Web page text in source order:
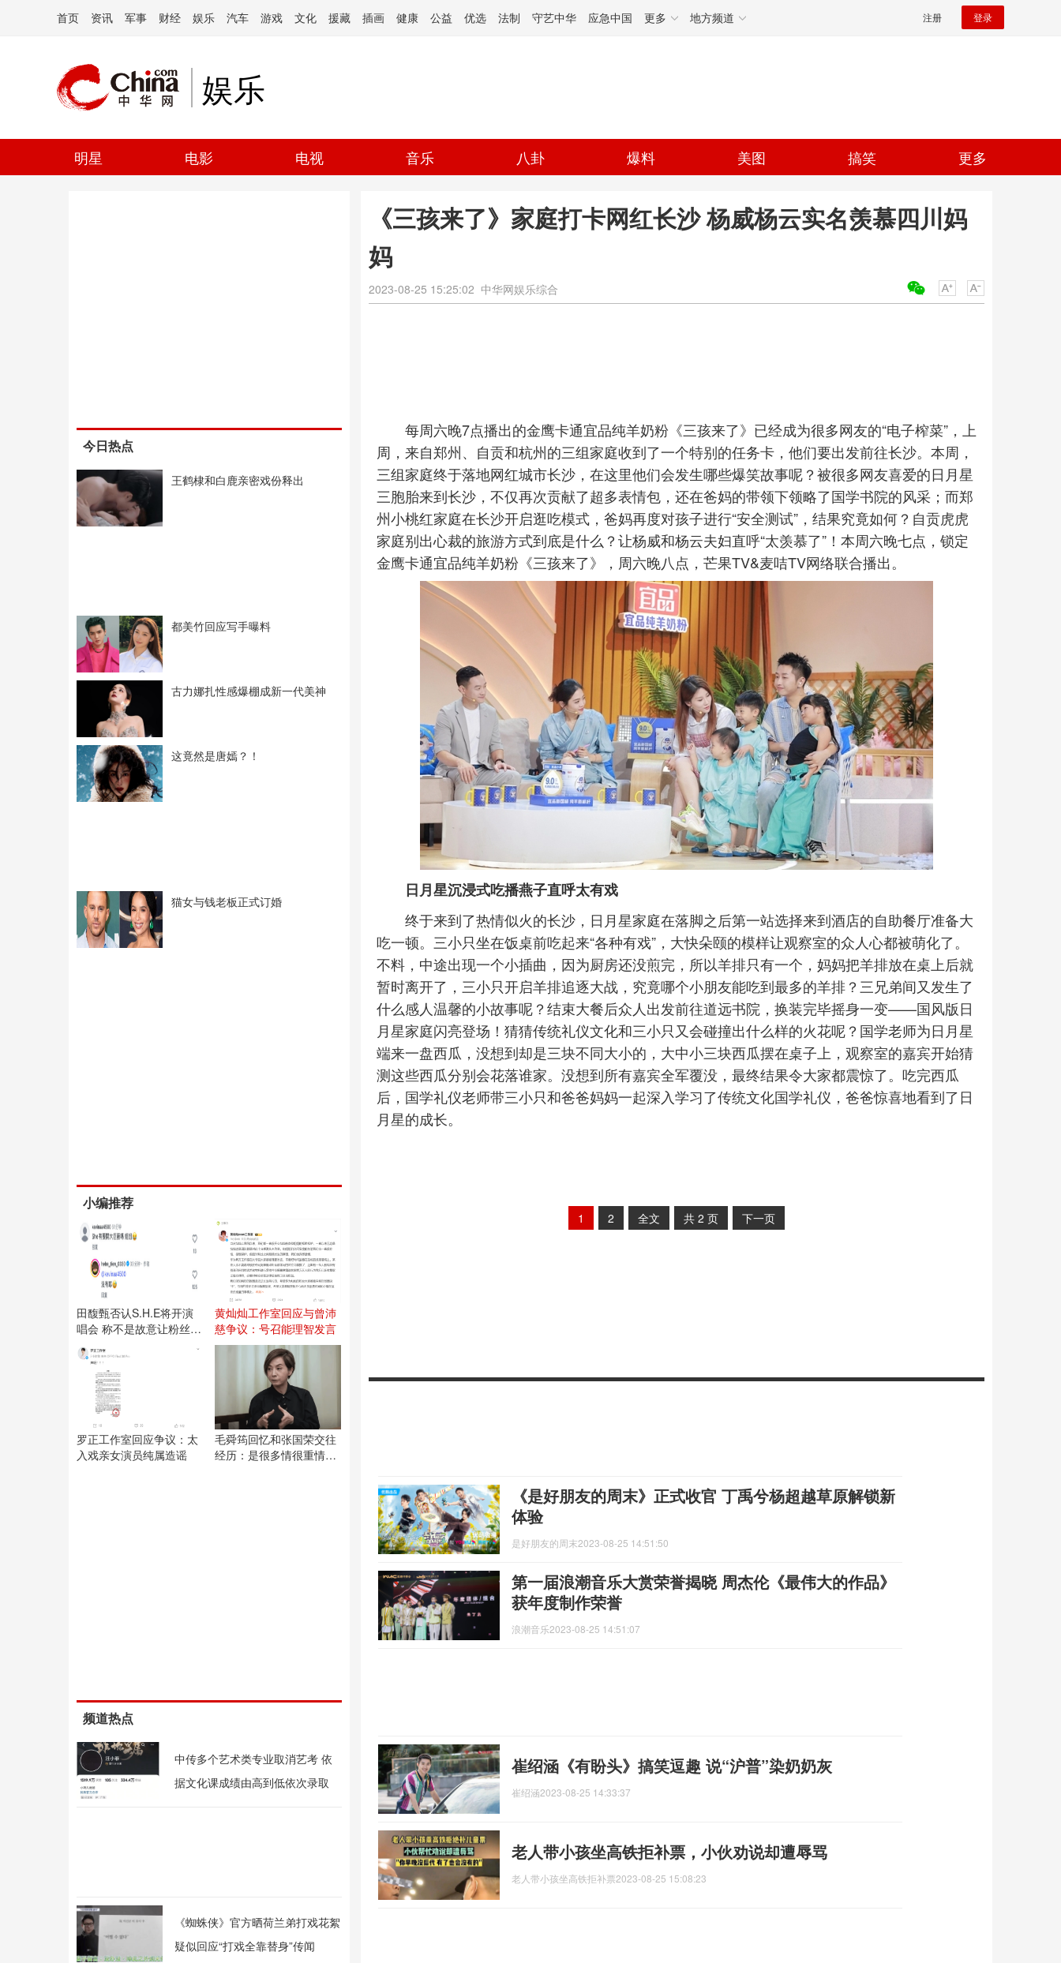
首页 资讯 军事 财经 娱乐 汽车 游戏 文化 援藏 插画 健康 公益 优选 法制 守艺中华 应急中国 更多 地方频道 注册 登录
娱乐
明星 电影 电视 音乐 八卦 爆料 美图 搞笑 更多
今日热点
王鹤棣和白鹿亲密戏份释出
都美竹回应写手曝料
古力娜扎性感爆棚成新一代美神
这竟然是唐嫣？！
猫女与钱老板正式订婚
小编推荐
田馥甄否认S.H.E将开演
唱会 称不是故意让粉丝失
望
黄灿灿工作室回应与曾沛
慈争议：号召能理智发言
罗正工作室回应争议：太
入戏亲女演员纯属造谣
毛舜筠回忆和张国荣交往
经历：是很多情很重情的
频道热点
中传多个艺术类专业取消艺考 依
据文化课成绩由高到低依次录取
《蜘蛛侠》官方晒荷兰弟打戏花絮
疑似回应“打戏全靠替身”传闻
《三孩来了》家庭打卡网红长沙 杨威杨云实名羡慕四川妈
妈
2023-08-25 15:25:02 中华网娱乐综合
每周六晚7点播出的金鹰卡通宜品纯羊奶粉《三孩来了》已经成为很多网友的“电子榨菜”，上
周，来自郑州、自贡和杭州的三组家庭收到了一个特别的任务卡，他们要出发前往长沙。本周，
三组家庭终于落地网红城市长沙，在这里他们会发生哪些爆笑故事呢？被很多网友喜爱的日月星
三胞胎来到长沙，不仅再次贡献了超多表情包，还在爸妈的带领下领略了国学书院的风采；而郑
州小桃红家庭在长沙开启逛吃模式，爸妈再度对孩子进行“安全测试”，结果究竟如何？自贡虎虎
家庭别出心裁的旅游方式到底是什么？让杨威和杨云夫妇直呼“太羡慕了”！本周六晚七点，锁定
金鹰卡通宜品纯羊奶粉《三孩来了》，周六晚八点，芒果TV&麦咭TV网络联合播出。
日月星沉浸式吃播燕子直呼太有戏
终于来到了热情似火的长沙，日月星家庭在落脚之后第一站选择来到酒店的自助餐厅准备大
吃一顿。三小只坐在饭桌前吃起来“各种有戏”，大快朵颐的模样让观察室的众人心都被萌化了。
不料，中途出现一个小插曲，因为厨房还没煎完，所以羊排只有一个，妈妈把羊排放在桌上后就
暂时离开了，三小只开启羊排追逐大战，究竟哪个小朋友能吃到最多的羊排？三兄弟间又发生了
什么感人温馨的小故事呢？结束大餐后众人出发前往道远书院，换装完毕摇身一变——国风版日
月星家庭闪亮登场！猜猜传统礼仪文化和三小只又会碰撞出什么样的火花呢？国学老师为日月星
端来一盘西瓜，没想到却是三块不同大小的，大中小三块西瓜摆在桌子上，观察室的嘉宾开始猜
测这些西瓜分别会花落谁家。没想到所有嘉宾全军覆没，最终结果令大家都震惊了。吃完西瓜
后，国学礼仪老师带三小只和爸爸妈妈一起深入学习了传统文化国学礼仪，爸爸惊喜地看到了日
月星的成长。
1 2 全文 共 2 页 下一页
《是好朋友的周末》正式收官 丁禹兮杨超越草原解锁新
体验
是好朋友的周末2023-08-25 14:51:50
第一届浪潮音乐大赏荣誉揭晓 周杰伦《最伟大的作品》
获年度制作荣誉
浪潮音乐2023-08-25 14:51:07
崔绍涵《有盼头》搞笑逗趣 说“沪普”染奶奶灰
崔绍涵2023-08-25 14:33:37
老人带小孩坐高铁拒补票，小伙劝说却遭辱骂
老人带小孩坐高铁拒补票2023-08-25 15:08:23